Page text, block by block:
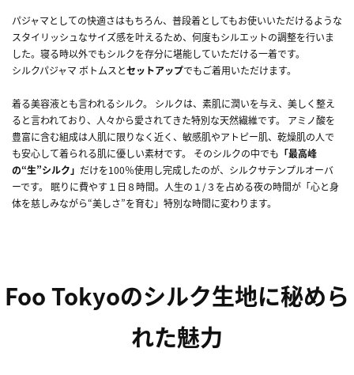
パジャマとしての快適さはもちろん、普段着としてもお使いいただけるような
スタイリッシュなサイズ感を叶えるため、何度もシルエットの調整を行いま
した。寝る時以外でもシルクを存分に堪能していただける一着です。
シルクパジャマ ボトムスとセットアップでもご着用いただけます。
着る美容液とも言われるシルク。 シルクは、素肌に潤いを与え、美しく整え
ると言われており、人々から愛されてきた特別な天然繊維です。 アミノ酸を
豊富に含む組成は人肌に限りなく近く、敏感肌やアトピー肌、乾燥肌の人で
も安心して着られる肌に優しい素材です。 そのシルクの中でも 「最高峰
の“生”シルク」 だけを100％使用し完成したのが、シルクサテンプルオーバ
ーです。 眠りに費やす１日８時間。人生の１/３を占める夜の時間が「心と身
体を慈しみながら“美しさ”を育む」特別な時間に変わります。
Foo Tokyoのシルク生地に秘めら
れた魅力